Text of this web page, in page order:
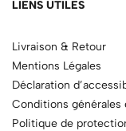
LIENS UTILES
Livraison & Retour
Mentions Légales
Déclaration
Conditions générales
Politique de